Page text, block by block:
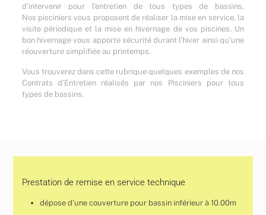
d’intervenir pour l’entretien de tous types de bassins.
Nos pisciniers vous proposent de réaliser la mise en service, la
visite périodique et la mise en hivernage de vos piscines. Un
bon hivernage vous apporte sécurité durant l’hiver ainsi qu’une
réouverture simplifiée au printemps.
Vous trouverez dans cette rubrique quelques exemples de nos
Contrats d’Entretien réalisés par nos Pisciniers pour tous
types de bassins.
Prestation de remise en service technique
dépose d’une couverture pour bassin inférieur à 10.00m